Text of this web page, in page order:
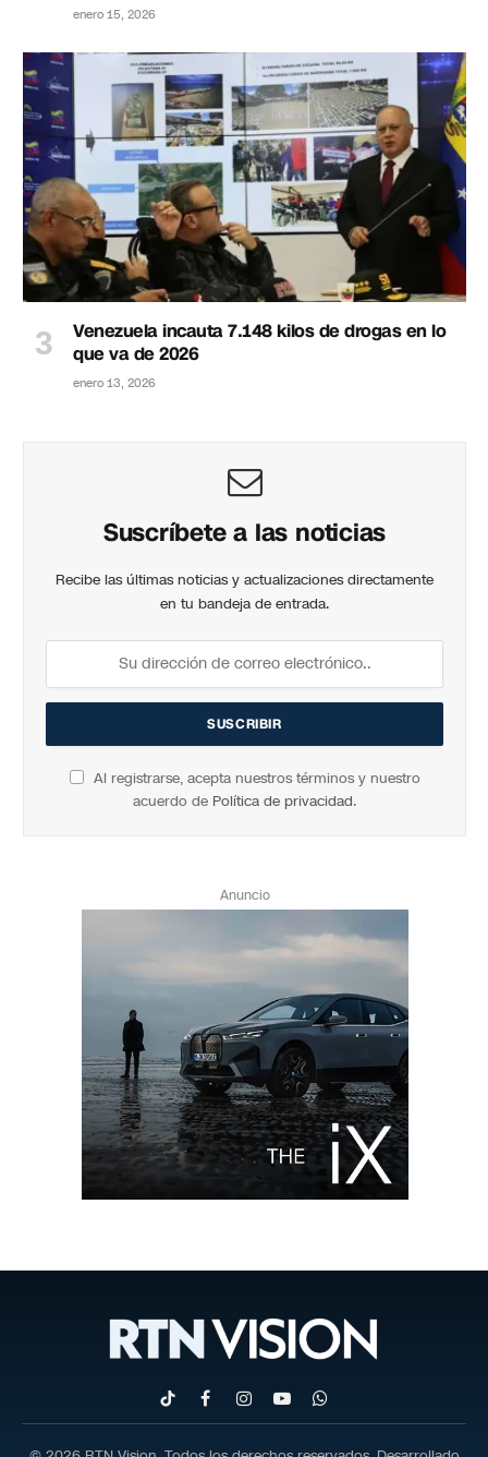
enero 15, 2026
Venezuela incauta 7.148 kilos de drogas en lo
que va de 2026
enero 13, 2026
Suscríbete a las noticias
Recibe las últimas noticias y actualizaciones directamente
en tu bandeja de entrada.
Al registrarse, acepta nuestros términos y nuestro
acuerdo de Política de privacidad.
Anuncio
TikTokFacebookInstagram
YouTubeWhatsApp